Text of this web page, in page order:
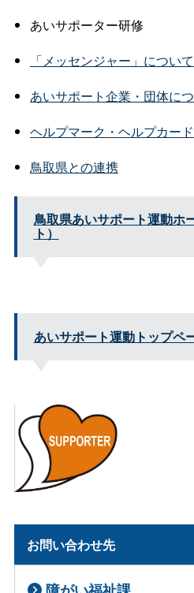
あいサポーター研修
「メッセンジャー」について
あいサポート企業・団体に
ヘルプマーク・ヘルプカード
鳥取県との連携
鳥取県あいサポート運動ホ
ト）
あいサポート運動トップペ
お問い合わせ先